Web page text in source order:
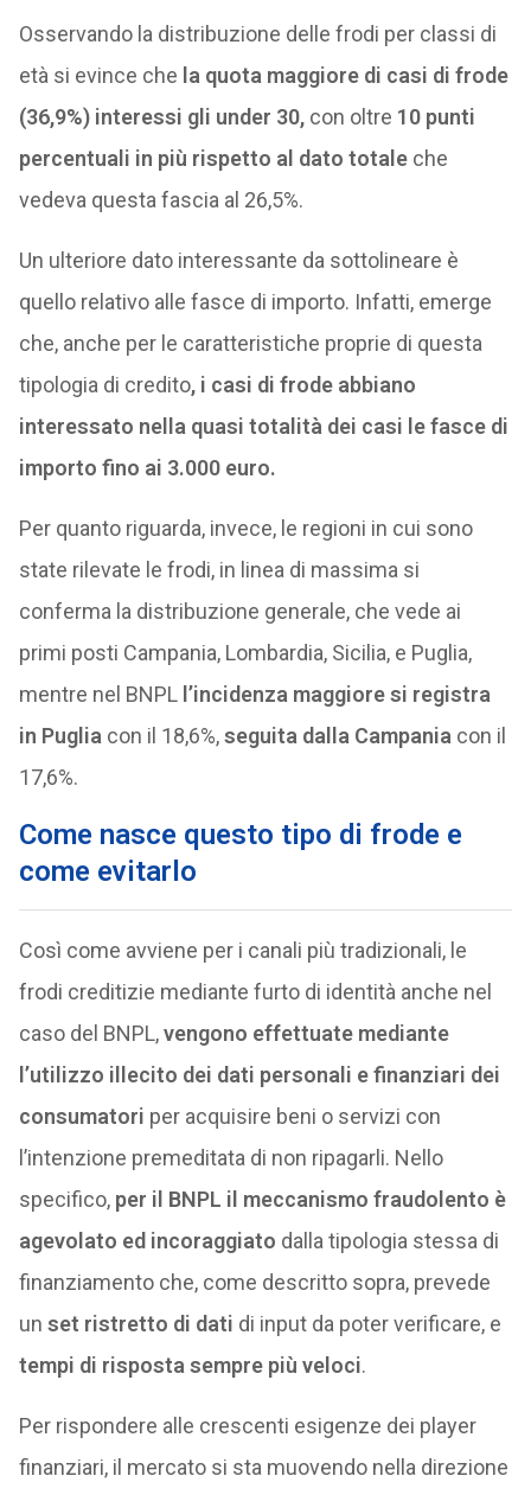
Osservando la distribuzione delle frodi per classi di
età si evince che la quota maggiore di casi di frode
(36,9%) interessi gli under 30, con oltre 10 punti
percentuali in più rispetto al dato totaleche
vedeva questa fascia al 26,5%.
Un ulteriore dato interessante da sottolineare è
quello relativo alle fasce di importo. Infatti, emerge
che, anche per le caratteristiche proprie di questa
tipologia di credito, i casi di frode abbiano
interessato nella quasi totalità dei casi le fasce di
importo fino ai 3.000 euro.
Per quanto riguarda, invece, le regioni in cui sono
state rilevate le frodi, in linea di massima si
conferma la distribuzione generale, che vede ai
primi posti Campania, Lombardia, Sicilia, e Puglia,
mentre nel BNPL l’incidenza maggiore si registra
in Puglia con il 18,6%,seguita dalla Campania con il
17,6%.
Come nasce questo tipo di frode e
come evitarlo
Così come avviene per i canali più tradizionali, le
frodi creditizie mediante furto di identità anche nel
caso del BNPL,vengono effettuate mediante
l’utilizzo illecito dei dati personali e finanziari dei
consumatori per acquisire beni o servizi con
l’intenzione premeditata di non ripagarli. Nello
specifico, per il BNPL il meccanismo fraudolento è
agevolato ed incoraggiato dalla tipologia stessa di
finanziamento che, come descritto sopra, prevede
un set ristretto di dati di input da poter verificare, e
tempi di risposta sempre più veloci.
Per rispondere alle crescenti esigenze dei player
finanziari, il mercato si sta muovendo nella direzione